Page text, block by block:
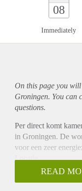
08
Immediately
On this page you
Groningen. You can
questions.
Per direct komt
in Groningen. De
voor een zeer
Locatie
De woning ligt in de
enkele minuten
READ